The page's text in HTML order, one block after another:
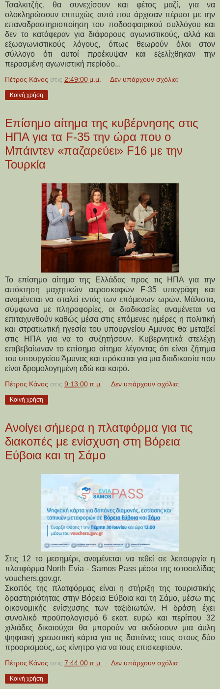
Τσαλκιτζής, θα συνεχίσουν και φέτος μαζί, για να
ολοκληρώσουν επιτυχώς αυτό που άρχισαν πέρυσι με την
επαναδραστηριοποίηση του ποδοσφαιρικού συλλόγου και
δεν το κατάφεραν για διάφορους αγωνιστικούς, αλλά και
εξωαγωνιστικούς λόγους, όπως θεωρούν όλοι στον
σύλλογο ότι αυτοί προέκυψαν και εξελίχθηκαν την
περασμένη αγωνιστική περίοδο...
Πέτρος Κάνος στις 2:49:00 μ.μ. Δεν υπάρχουν σχόλια:
Κοινή χρήση
Επίσημο αίτημα της κυβέρνησης στις
ΗΠΑ για τα F-35 την ώρα που ο
Μπάιντεν «παζαρεύει» F16 με την
Τουρκία
Το επίσημο αίτημα της Ελλάδας προς τις ΗΠΑ για την
απόκτηση μαχητικών αεροσκαφών F-35 υπεγράφη και
αναμένεται να σταλεί εντός των επόμενων ωρών. Μάλιστα,
σύμφωνα με πληροφορίες, οι διαδικασίες αναμένεται να
επιταχυνθούν καθώς μέσα στις επόμενες ημέρες η πολιτική
και στρατιωτική ηγεσία του υπουργείου Αμυνας θα μεταβεί
στις ΗΠΑ για να το συζητήσουν. Κυβερνητικά στελέχη
επιβεβαίωναν το επίσημο αίτημα λέγοντας ότι είναι ζήτημα
του υπουργείου Άμυνας και πρόκειται για μια διαδικασία που
είναι δρομολογημένη εδώ και καιρό.
Πέτρος Κάνος στις 9:13:00 π.μ. Δεν υπάρχουν σχόλια:
Κοινή χρήση
Ανοίγει σήμερα η πλατφόρμα για τις
διακοπές με ενίσχυση στη Βόρεια
Εύβοια και τη Σάμο
Στις 12 το μεσημέρι, αναμένεται να τεθεί σε λειτουργία η
πλατφόρμα North Evia - Samos Pass μέσω της ιστοσελίδας
vouchers.gov.gr.
Σκοπός της πλατφόρμας είναι η στήριξη της τουριστικής
δραστηριότητας στην Βόρεια Εύβοια και τη Σάμο, μέσω της
οικονομικής ενίσχυσης των ταξιδιωτών. Η δράση έχει
συνολικό προϋπολογισμό 6 εκατ. ευρώ και περίπου 32
χιλιάδες δικαιούχοι θα μπορούν να εκδώσουν μια άυλη
ψηφιακή χρεωστική κάρτα για τις δαπάνες τους στους δύο
προορισμούς, ως κίνητρο για να τους επισκεφτούν.
Πέτρος Κάνος στις 7:44:00 π.μ. Δεν υπάρχουν σχόλια:
Κοινή χρήση